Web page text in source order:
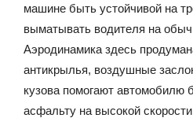
машине быть устойчивой на
выматывать водителя на
Аэродинамика здесь
антикрылья, воздушные
кузова помогают автомобилю
асфальту на высокой